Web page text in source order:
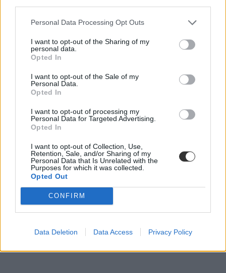
Personal Data Processing Opt Outs
I want to opt-out of the Sharing of my
personal data.
Opted In
I want to opt-out of the Sale of my
Personal Data.
Opted In
I want to opt-out of processing my
Personal Data for Targeted Advertising.
Opted In
I want to opt-out of Collection, Use,
Retention, Sale, and/or Sharing of my
Personal Data that Is Unrelated with the
Purposes for which it was collected.
Opted Out
CONFIRM
Data Deletion Data Access Privacy Policy
élet, 35 ezer tanár megy továbbképzésre
Új programmal rukkol elő az oktatási államtitkárság:
személyközpontú, differenciált nevelési-oktatási módszertan készül,
a komplex alapprogramot 2020 szeptemberéig várhatóan 1500
alapfokú oktatási intézmény vezeti be.
Közoktatás